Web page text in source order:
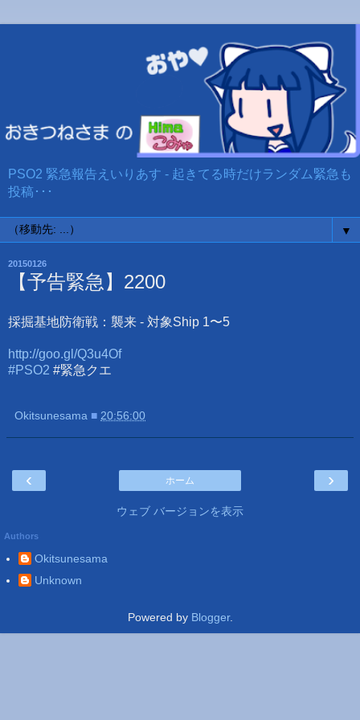
PSO2 緊急報告えいりあす - 起きてる時だけランダム緊急も
投稿･･･
▼
20150126
【予告緊急】2200
採掘基地防衛戦：襲来 - 対象Ship 1〜5
http://goo.gl/Q3u4Of
#PSO2 #緊急クエ
Okitsunesama ■ 20:56:00
‹ ›
ホーム
ウェブ バージョンを表示
Authors
Okitsunesama
Unknown
Powered by Blogger.